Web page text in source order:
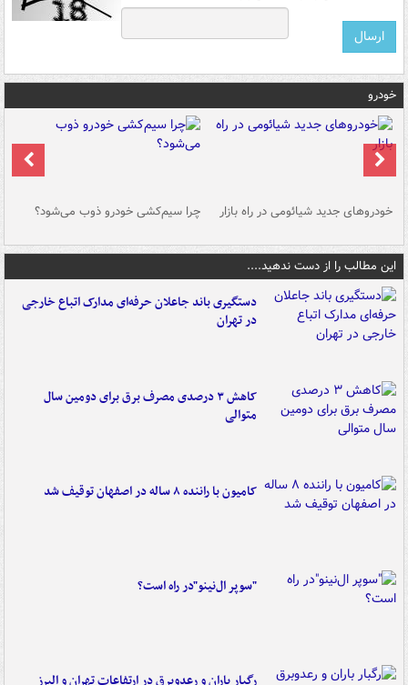
خودرو
خودروهای جدید شیائومی در راه بازار چرا سیم‌کشی خودرو ذوب می‌شود؟
این مطالب را از دست ندهید....
دستگیری باند جاعلان حرفه‌ای مدارک اتباع خارجی
در تهران
کاهش ۳ درصدی مصرف برق برای دومین سال
متوالی
کامیون با راننده ۸ ساله در اصفهان توقیف شد
"سوپر ال‌نینو"در راه است؟
رگبار باران و رعدوبرق در ارتفاعات تهران و البرز